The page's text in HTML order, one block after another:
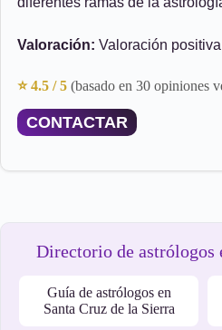
Valoración: Valoración
⭐ 4.5 / 5 (basado en 30 opiniones
CONTACTAR
Directorio de astrólogos
Guía de astrólogos en
Santa Cruz de la Sierra